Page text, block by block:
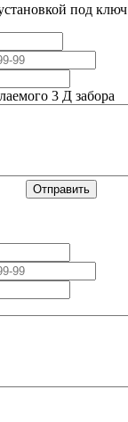
под ключ
3 Д забора